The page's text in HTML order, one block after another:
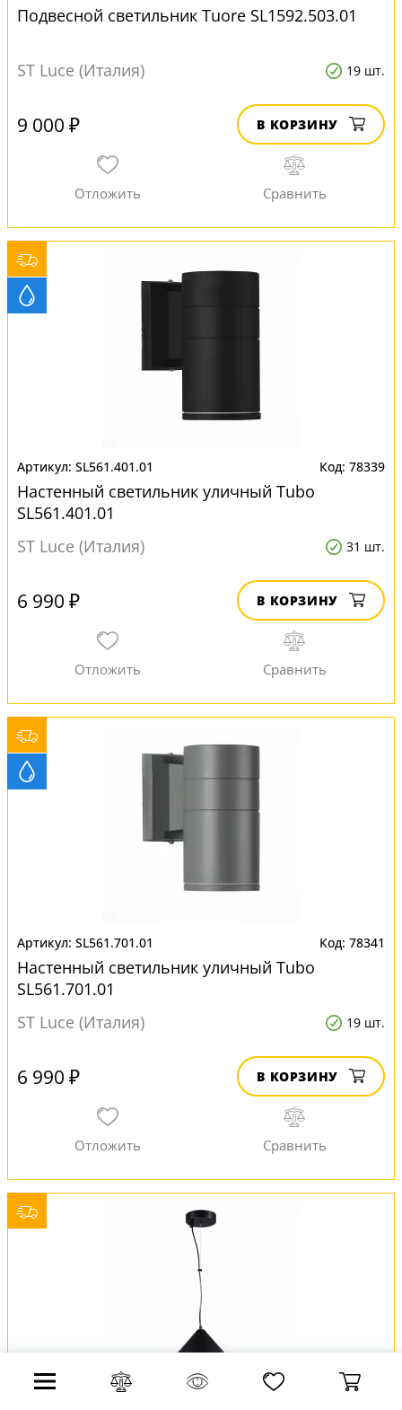
Подвесной светильник Tuore SL1592.503.01
ST Luce (Италия) 19 шт.
9 000 ₽ В КОРЗИНУ
SL561.401.01 78339
Настенный светильник уличный Tubo
SL561.401.01
ST Luce (Италия)
31 шт.
6 990 ₽ В КОРЗИНУ
SL561.701.01 78341
Настенный светильник уличный Tubo
SL561.701.01
ST Luce (Италия)
19 шт.
6 990 ₽ В КОРЗИНУ